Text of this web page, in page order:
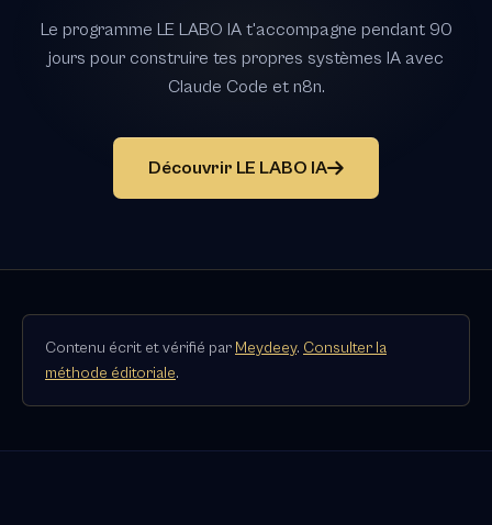
Le programme LE LABO IA t'accompagne pendant 90
jours pour construire tes propres systèmes IA avec
Claude Code et n8n.
Découvrir LE LABO IA
Contenu écrit et vérifié par Meydeey. Consulter la
méthode éditoriale.